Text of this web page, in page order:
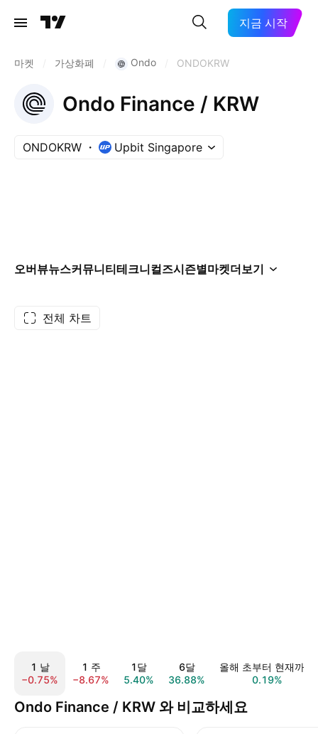
지금 시작
마켓 가상화폐 Ondo ONDOKRW
Ondo Finance / KRW
ONDOKRW Upbit Singapore
오버뷰뉴스커뮤니티테크니컬즈시즌별마켓더보기
전체 차트
1 날
−0.75%
1 주
−8.67%
1달
5.40%
6달
36.88%
올해 초부터 현재까지
0.19%
Ondo Finance / KRW 와 비교하세요